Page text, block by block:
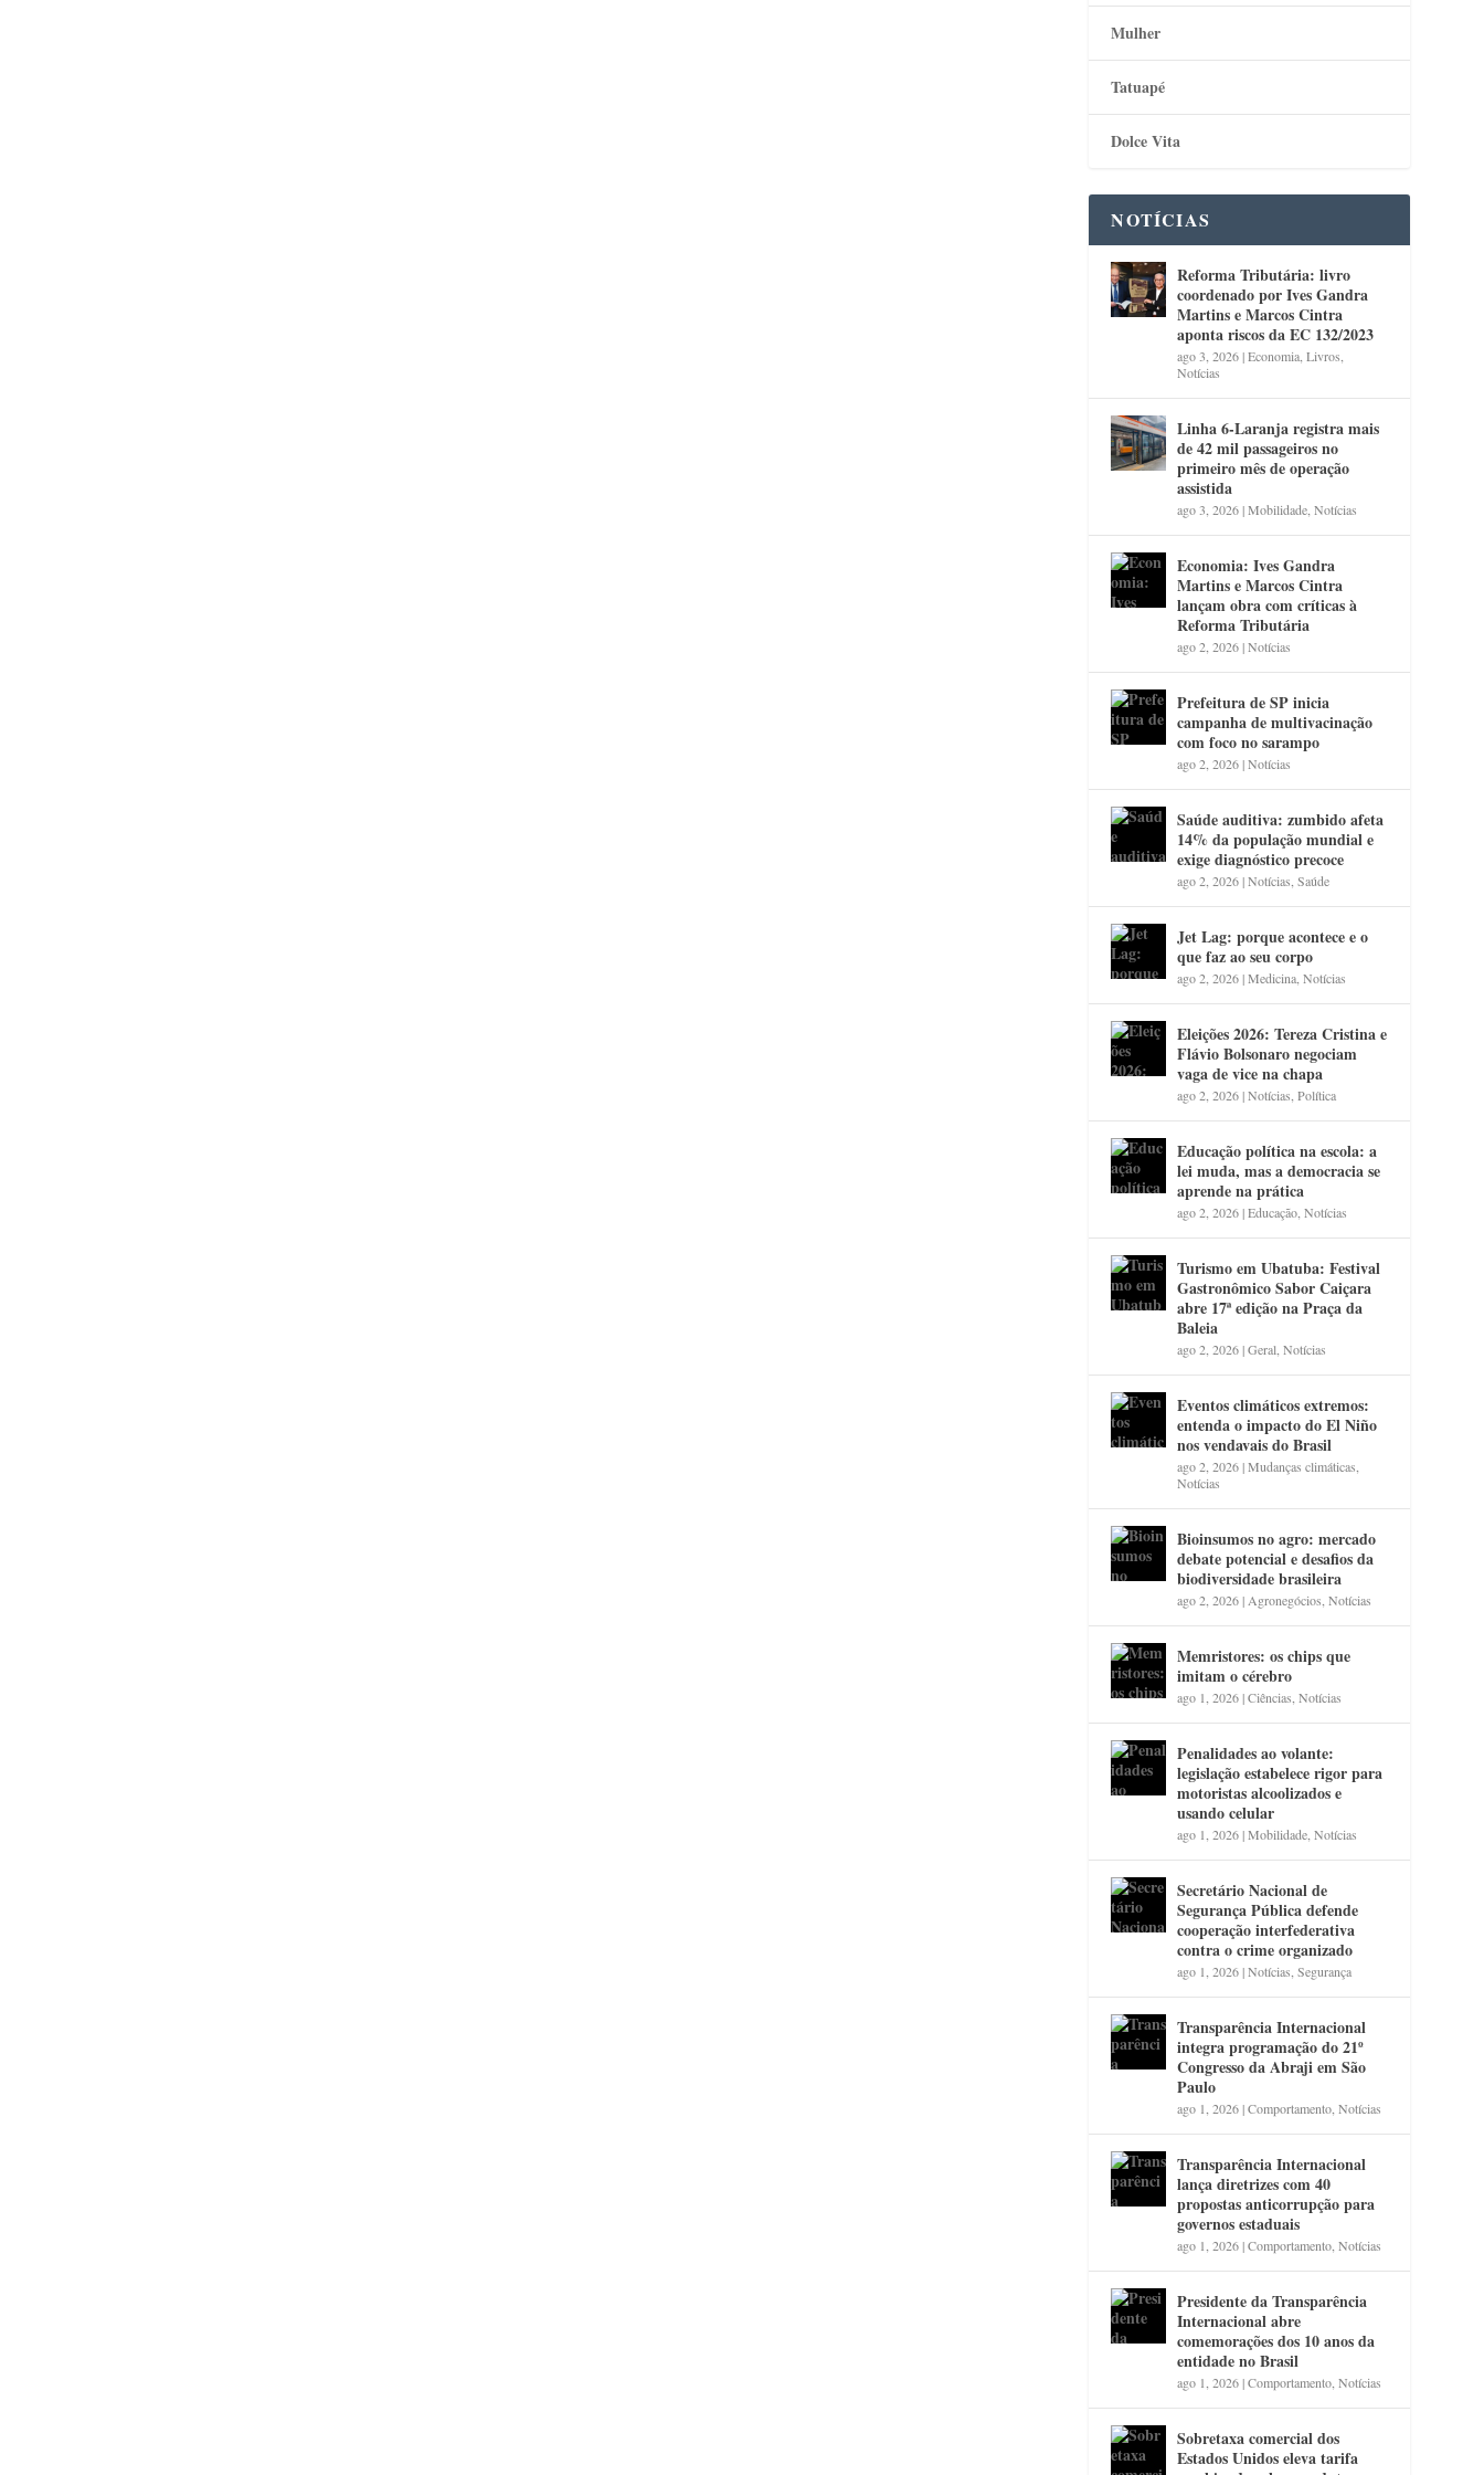
Mulher
Tatuapé
Dolce Vita
NOTÍCIAS
Reforma Tributária: livro
coordenado por Ives Gandra
Martins e Marcos Cintra
aponta riscos da EC 132/2023
ago 3, 2026|Economia ,Livros
Notícias
Linha 6-Laranja registra mais
de 42 mil passageiros no
primeiro mês de operação
assistida
ago 3, 2026|Mobilidade ,Notícias
Economia: Ives Gandra
Martins e Marcos Cintra
lançam obra com críticas à
Reforma Tributária
ago 2, 2026|Notícias
Prefeitura de SP inicia
campanha de multivacinação
com foco no sarampo
ago 2, 2026|Notícias
Saúde auditiva: zumbido afeta
14% da população mundial e
exige diagnóstico precoce
ago 2, 2026|Notícias ,Saúde
Jet Lag: porque acontece e o
que faz ao seu corpo
ago 2, 2026|Medicina ,Notícias
Eleições 2026: Tereza Cristina e
Flávio Bolsonaro negociam
vaga de vice na chapa
ago 2, 2026|Notícias ,Política
Educação política na escola: a
lei muda, mas a democracia se
aprende na prática
ago 2, 2026|Educação ,Notícias
Turismo em Ubatuba: Festival
Gastronômico Sabor Caiçara
abre 17ª edição na Praça da
Baleia
ago 2, 2026|Geral ,Notícias
Eventos climáticos extremos:
entenda o impacto do El Niño
nos vendavais do Brasil
ago 2, 2026|Mudanças climáticas
Notícias
Bioinsumos no agro: mercado
debate potencial e desafios da
biodiversidade brasileira
ago 2, 2026| Agronegócios ,Notícias
Memristores: os chips que
imitam o cérebro
ago 1, 2026|Ciências ,Notícias
Penalidades ao volante:
legislação estabelece rigor para
motoristas alcoolizados e
usando celular
ago 1, 2026|Mobilidade ,Notícias
Secretário Nacional de
Segurança Pública defende
cooperação interfederativa
contra o crime organizado
ago 1, 2026|Notícias ,Segurança
Transparência Internacional
integra programação do 21º
Congresso da Abraji em São
Paulo
ago 1, 2026|Comportamento ,Notícias
Transparência Internacional
lança diretrizes com 40
propostas anticorrupção para
governos estaduais
ago 1, 2026|Comportamento ,Notícias
Presidente da Transparência
Internacional abre
comemorações dos 10 anos da
entidade no Brasil
ago 1, 2026|Comportamento ,Notícias
Sobretaxa comercial dos
Estados Unidos eleva tarifa